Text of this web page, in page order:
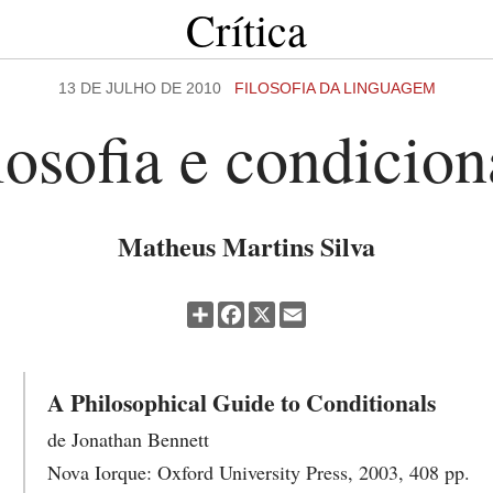
Crítica
13 DE JULHO DE 2010 FILOSOFIA DA LINGUAGEM
e
Matheus Martins Silva
Partilhar
Facebook
X
A Philosophical Guide to Conditionals
de Jonathan Bennett
Nova Iorque: Oxford University Press, 2003, 408 pp.